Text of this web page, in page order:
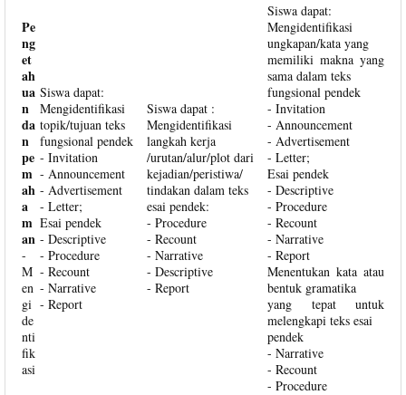
Pe
ng
et
ah
ua
n
da
n
pe
m
ah
a
m
an
-
M
en
gi
de
nti
fik
asi
Siswa dapat:
Mengidentifikasi
topik/tujuan teks
fungsional pendek
- Invitation
- Announcement
- Advertisement
- Letter;
Esai pendek
- Descriptive
- Procedure
- Recount
- Narrative
- Report
Siswa dapat :
Mengidentifikasi
langkah kerja
/urutan/alur/plot dari
kejadian/peristiwa/
tindakan dalam teks
esai pendek:
- Procedure
- Recount
- Narrative
- Descriptive
- Report
Siswa dapat:
Mengidentifikasi
ungkapan/kata yang
memiliki makna yang
sama dalam teks
fungsional pendek
- Invitation
- Announcement
- Advertisement
- Letter;
Esai pendek
- Descriptive
- Procedure
- Recount
- Narrative
- Report
Menentukan kata atau
bentuk gramatika
yang tepat untuk
melengkapi teks esai
pendek
- Narrative
- Recount
- Procedure